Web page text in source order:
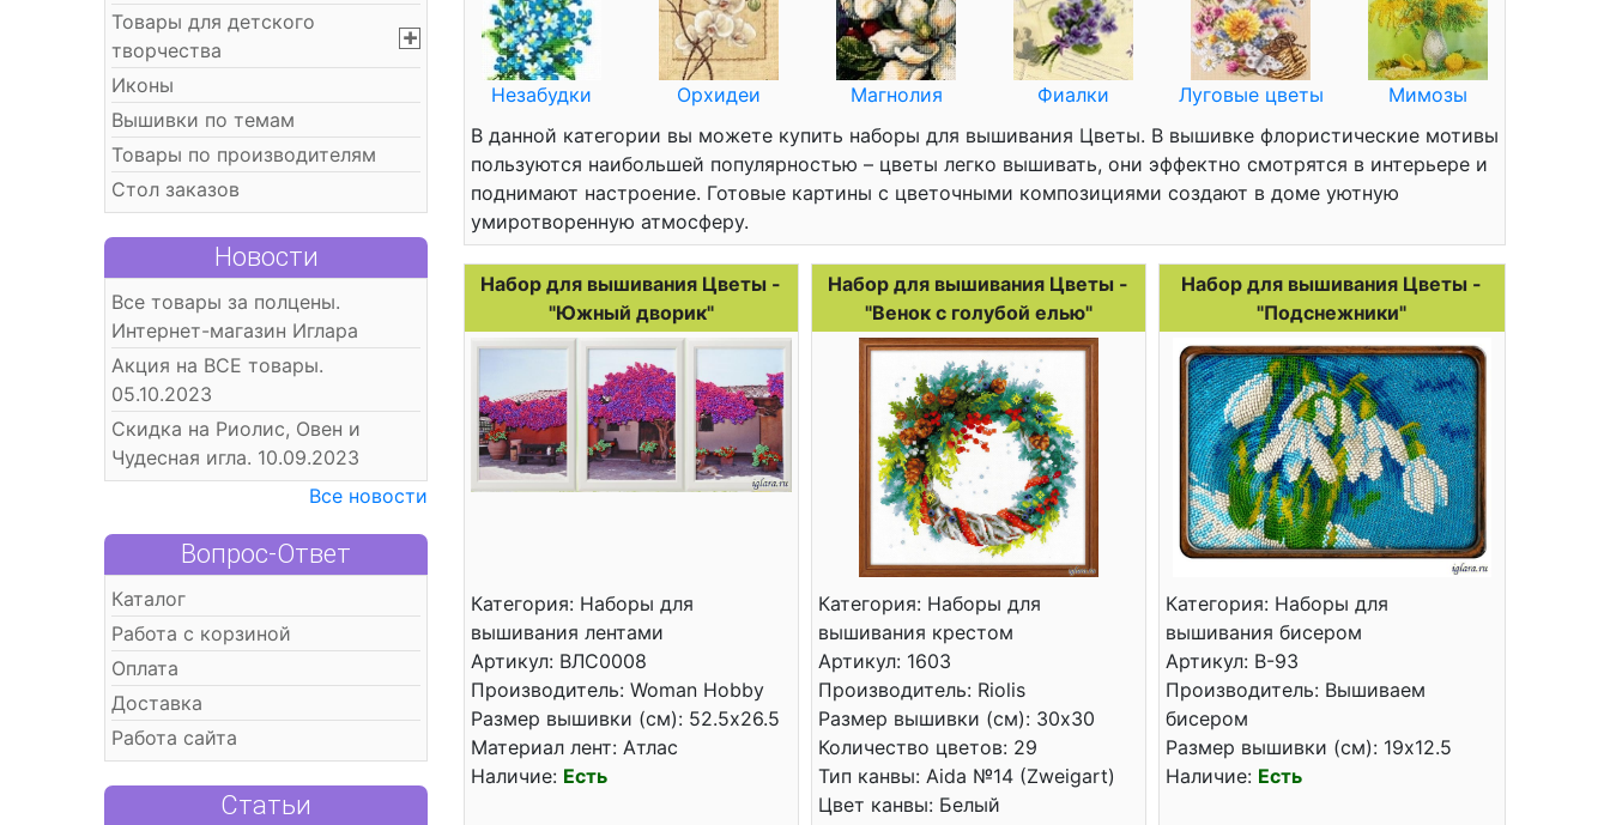
Товары для детского
творчества
Иконы
Вышивки по темам
Товары по производителям
Стол заказов
Новости
Все товары за полцены.
Интернет-магазин Иглара
Акция на ВСЕ товары.
05.10.2023
Скидка на Риолис, Овен и
Чудесная игла. 10.09.2023
Все новости
Вопрос-Ответ
Каталог
Работа с корзиной
Оплата
Доставка
Работа сайта
Статьи
Незабудки Орхидеи Магнолия Фиалки Луговые цветы
Мимозы
В данной категории вы можете купить наборы для вышивания Цветы. В вышивке флористические мотивы
пользуются наибольшей популярностью – цветы легко вышивать, они эффектно смотрятся в интерьере и
поднимают настроение. Готовые картины с цветочными композициями создают в доме уютную
умиротворенную атмосферу.
Набор для вышивания Цветы -
"Южный дворик"
Категория: Наборы для
вышивания лентами
Артикул: ВЛС0008
Производитель: Woman Hobby
Размер вышивки (см): 52.5x26.5
Материал лент: Атлас
Наличие: Есть
Набор для вышивания Цветы -
"Венок с голубой елью"
Категория: Наборы для
вышивания крестом
Артикул: 1603
Производитель: Riolis
Размер вышивки (см): 30x30
Количество цветов: 29
Тип канвы: Aida №14 (Zweigart)
Цвет канвы: Белый
Набор для вышивания Цветы -
"Подснежники"
Категория: Наборы для
вышивания бисером
Артикул: B-93
Производитель: Вышиваем
бисером
Размер вышивки (см): 19x12.5
Наличие: Есть